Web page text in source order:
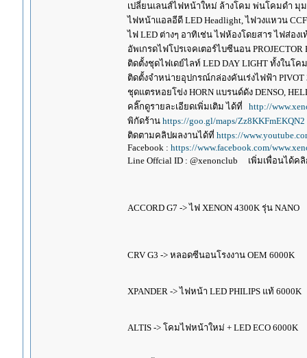
เปลี่ยนเลนส์ไฟหน้าใหม่ ล้างโคม พ่นโคมดำ มุ
ไฟหน้าแอลอีดี LED Headlight, ไฟวงแหวน
ไฟ LED ต่างๆ อาทิเช่น ไฟห้องโดยสาร ไฟส่อ
อัพเกรดไฟโปรเจคเตอร์ไบซีนอน
ติดตั้งชุดไฟเดย์ไลท์ LED DAY LIGHT ทั้งในโ
ติดตั้งจำหน่ายอุปกรณ์กล่องคันเร่งไฟฟ้า PIVOT
ชุดแตรหอยโข่ง HORN แบรนด์ดัง DENSO,
คลิ๊กดูรายละเอียดเพิ่มเติม ได้ที่ http://
พิกัดร้าน https://goo.gl/maps/Zz8KKFmEKQN2
ติดตามคลิปผลงานได้ที่ https://
Facebook : https://www.facebook.com/
Line Offcial ID : @xenonclub เพิ่มเพื่อนได้ค
ACCORD G7 -> ไฟ XENON 4300K รุ่น NANO
CRV G3 -> หลอดซีนอนโรงงาน OEM 6000K
XPANDER -> ไฟหน้า LED PHILIPS แท้ 6000K
ALTIS -> โคมไฟหน้าใหม่ + LED ECO 6000K